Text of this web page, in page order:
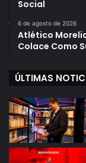
Social
6 de agosto de 2026
Atlético
Colace Como
ÚLTIMAS